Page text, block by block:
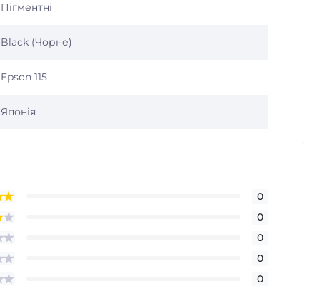
Пігментні
Black (Чорне)
Epson 115
Японія
0
0
0
0
0